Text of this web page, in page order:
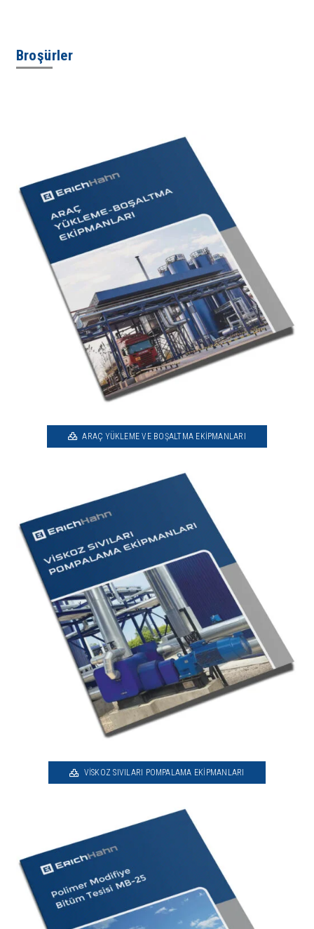
Broşürler
ARAÇ YÜKLEME VE BOŞALTMA EKIPMANLARI
VISKOZ SIVILARI POMPALAMA EKIPMANLARI